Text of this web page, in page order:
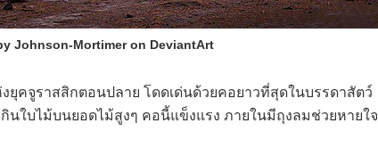
Johnson-Mortimer on DeviantArt
ยุคจูราสสิกตอนปลาย โดดเด่นด้วยคอยาวที่สุดในบรรดาสัตว์
นใบไม้บนยอดไม้สูงๆ คอนี้แข็งแรง ภายในมีถุงลมช่วยหายใจ